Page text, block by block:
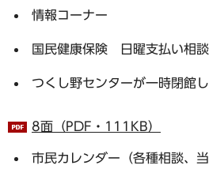
情報コーナー
国民健康保険 日曜支払い相
つくし野センターが一時閉館
8面（PDF・111KB）
市民カレンダー（各種相談、当